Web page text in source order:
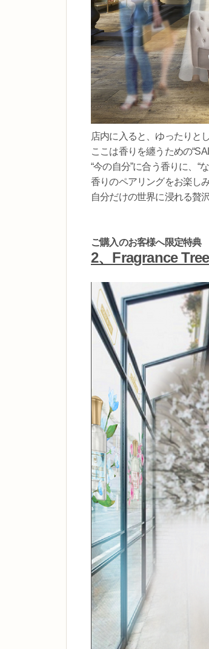
店内に入ると、ゆったりと
ここは香りを纏うための
“今の自分”に合う香りに、“
香りのペアリングをお楽し
自分だけの世界に浸れる贅
ご購入のお客様へ限定特典
2、Fragrance Tree